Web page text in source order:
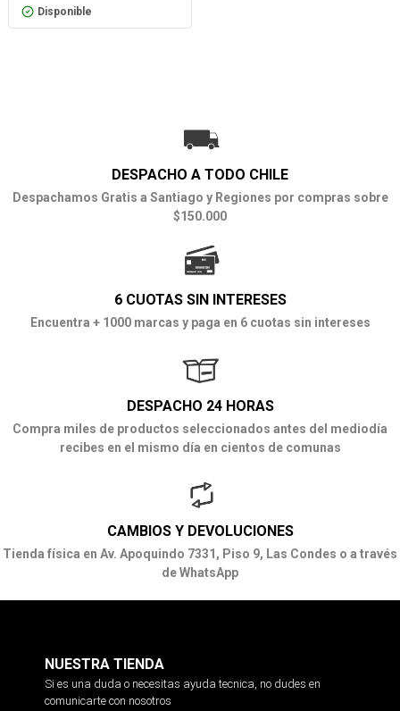
Disponible
DESPACHO A TODO CHILE
Despachamos Gratis a Santiago y Regiones por compras sobre
$150.000
6 CUOTAS SIN INTERESES
Encuentra + 1000 marcas y paga en 6 cuotas sin intereses
DESPACHO 24 HORAS
Compra miles de productos seleccionados antes del mediodía
recibes en el mismo día en cientos de comunas
CAMBIOS Y DEVOLUCIONES
Tienda física en Av. Apoquindo 7331, Piso 9, Las Condes o a través
de WhatsApp
NUESTRA TIENDA
Si es una duda o necesitas ayuda tecnica, no dudes en
comunicarte con nosotros